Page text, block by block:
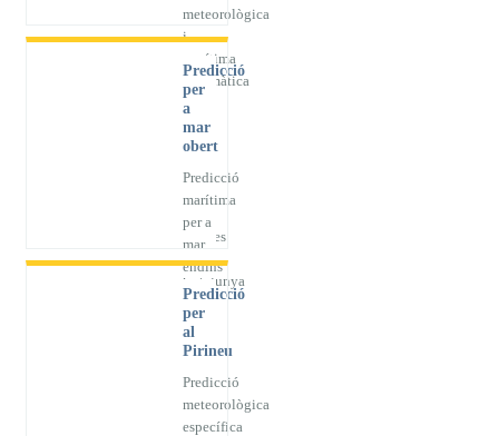
meteorològica
i
marítima
automàtica
arran
de
costa
per a
totes
platges
de
Catalunya
Predicció
per
a
mar
obert
Predicció
marítima
per a
mar
endins
Predicció
per
al
Pirineu
Predicció
meteorològica
específica